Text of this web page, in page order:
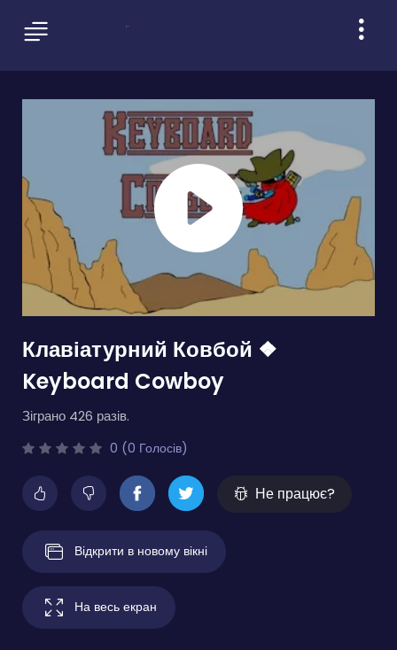
Клавіатурний Ковбой ❖
Keyboard Cowboy
Зіграно 426 разів.
0 (0 Голосів)
Не працює?
Відкрити в новому вікні
На весь екран